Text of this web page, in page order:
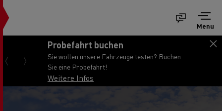
Menu
Probefahrt buchen
Sie wollen unsere Fahrzeuge testen? Buchen
Sie eine Probefahrt!
Weitere Infos